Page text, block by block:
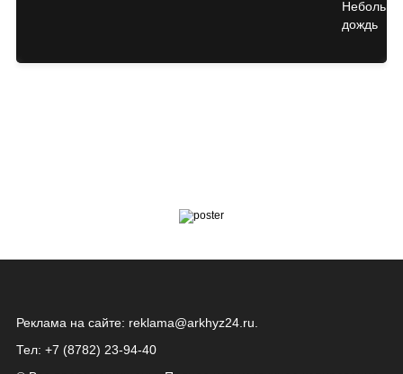
Реклама на сайте: reklama@arkhyz24.ru
Тел: +7 (8782) 23‑94‑40